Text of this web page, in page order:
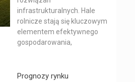
infrastrukturalnych. Hale
rolnicze stają się kluczowym
elementem efektywnego
gospodarowania,
Prognozy rynku